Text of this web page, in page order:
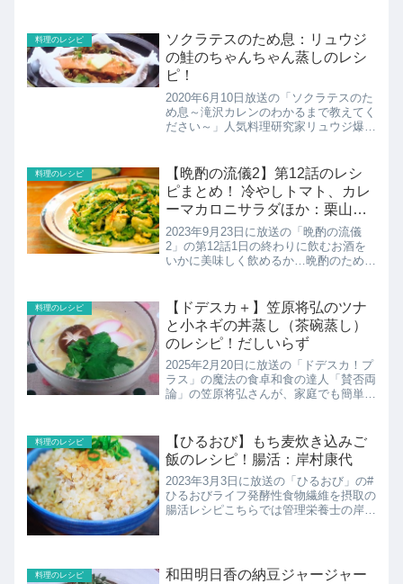
レシピをやってよかった順にランキン
グ。ここではメインデ...
料理のレシピ
ソクラテスのため息：リュウジ
の鮭のちゃんちゃん蒸しのレシ
ピ！
2020年6月10日放送の「ソクラテスのた
め息～滝沢カレンのわかるまで教えてく
ださい～」人気料理研究家リュウジ爆速
レシピをやってよかった順にランキン
グ。ここではおかず部...
料理のレシピ
【晩酌の流儀2】第12話のレシ
ピまとめ！ 冷やしトマト、カレ
ーマカロニサラダほか：栗山千
明
2023年9月23日に放送の「晩酌の流儀
2」の第12話1日の終わりに飲むお酒を
いかに美味しく飲めるか…晩酌のために
（最終話）で紹介されたレシピのまとめ
です！
料理のレシピ
【ドデスカ＋】笠原将弘のツナ
と小ネギの丼蒸し（茶碗蒸し）
のレシピ！だしいらず
2025年2月20日に放送の「ドデスカ！プ
ラス」の魔法の食卓和食の達人「賛否両
論」の笠原将弘さんが、家庭でも簡単に
お店の味をアレンジした、その名も笠原
流「丼蒸し」。“だ...
料理のレシピ
【ひるおび】もち麦炊き込みご
飯のレシピ！腸活：岸村康代
2023年3月3日に放送の「ひるおび」の#
ひるおびライフ発酵性食物繊維を摂取の
腸活レシピこちらでは管理栄養士の岸村
料理のレシピ
和田明日香の納豆ジャージャー